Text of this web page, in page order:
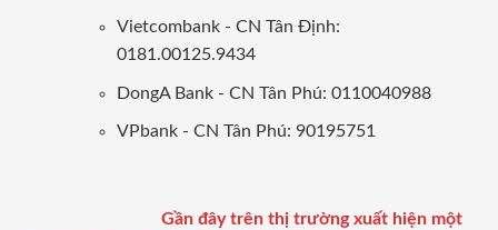
Vietcombank - CN Tân Định:
0181.00125.9434
DongA Bank - CN Tân Phú: 0110040988
VPbank - CN Tân Phú: 90195751
Gần đây trên thị trường xuất hiện một